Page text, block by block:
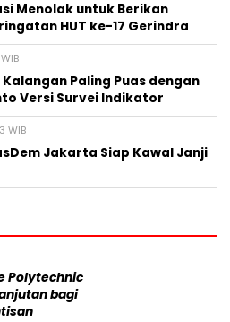
Menolak untuk Berikan
HUT ke-17 Gerindra
Paling Puas dengan
Versi Survei Indikator
WIB
Jakarta Siap Kawal Janji
Polytechnic
bagi